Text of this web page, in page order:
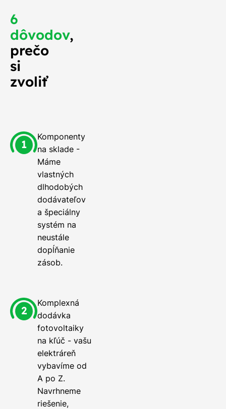
6
dôvodov,
prečo
si
zvoliť
Komponenty
na sklade -
Máme
vlastných
dlhodobých
dodávateľov
a špeciálny
systém na
neustále
dopĺňanie
zásob.
Komplexná
dodávka
fotovoltaiky
na kľúč - vašu
elektráreň
vybavíme od
A po Z.
Navrhneme
riešenie,